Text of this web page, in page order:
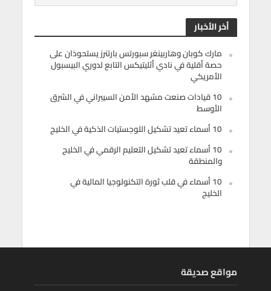
أخر الأخبار
مارك كوبان وهاربينغر سبورتس بارتنرز يستحوذان على
حصة أقلية في نادي أثليتيكس التابع لدوري البيسبول
الأمريكي
10 قيادات صنعت مشهد الأمن السيبراني في الشرق
الأوسط
10 أسماء تعيد تشكيل اللوجستيات الذكية في الخليج
10 أسماء تعيد تشكيل التعليم الرقمي في الخليج
والمنطقة
10 أسماء في قلب ثورة التكنولوجيا المالية في
الخليج
مواقع صديقة